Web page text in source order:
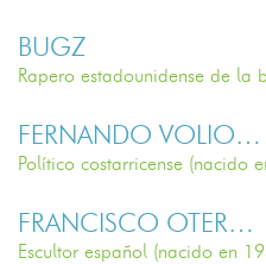
BUGZ
Rapero estadounidense de la
FERNANDO VOLIO JIMÉNEZ
Político costarricense (nacido
FRANCISCO OTERO BESTEIRO
Escultor español (nacido en